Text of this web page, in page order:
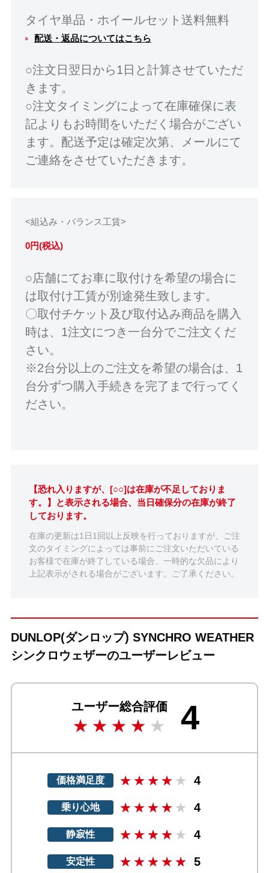
タイヤ単品・ホイールセット送料無料
配送・返品についてはこちら
○注文日翌日から1日と計算させていただ
きます。
○注文タイミングによって在庫確保に表
記よりもお時間をいただく場合がござい
ます。配送予定は確定次第、メールにて
ご連絡をさせていただきます。
<組込み・バランス工賃>
0円(税込)
○店舗にてお車に取付けを希望の場合に
は取付け工賃が別途発生致します。
〇取付チケット及び取付込み商品を購入
時は、1注文につき一台分でご注文くだ
さい。
※2台分以上のご注文を希望の場合は、1
台分ずつ購入手続きを完了まで行ってく
ださい。
【恐れ入りますが、[○○]は在庫が不足しておりま
す。】と表示される場合、当日確保分の在庫が終了
しております。
在庫の更新は1日1回以上反映を行っておりますが、ご注
文のタイミングによっては事前にご注文いただいている
お客様で在庫が終了している場合、一時的な欠品により
上記表示がされる場合がございます。ご了承ください。
DUNLOP(ダンロップ) SYNCHRO WEATHER
シンクロウェザーのユーザーレビュー
ユーザー総合評価 4
価格満足度 4
乗り心地 4
静寂性 4
安定性 5